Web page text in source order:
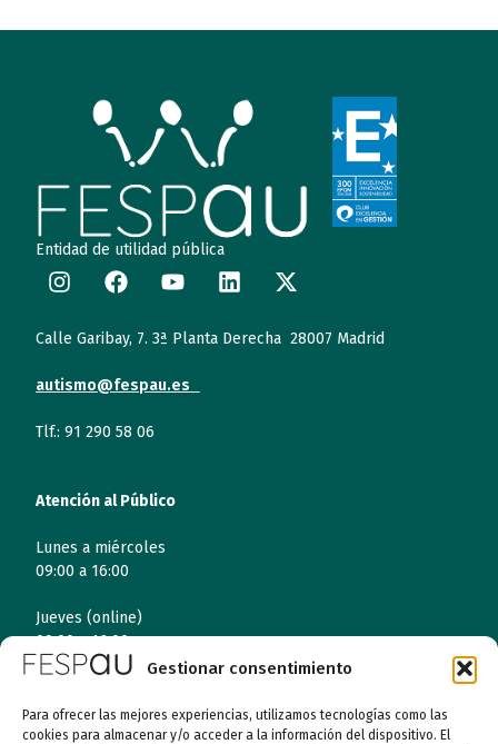
Gestionar consentimiento
Para ofrecer las mejores experiencias, utilizamos tecnologías como las
cookies para almacenar y/o acceder a la información del dispositivo. El
Entidad de utilidad pública
Calle Garibay, 7. 3ª Planta Derecha 28007 Madrid
autismo@fespau.es
Tlf.: 91 290 58 06
Atención al Público
Lunes a miércoles
09:00 a 16:00
Jueves (online)
09:00 a 16:00
09:00 a 14:00